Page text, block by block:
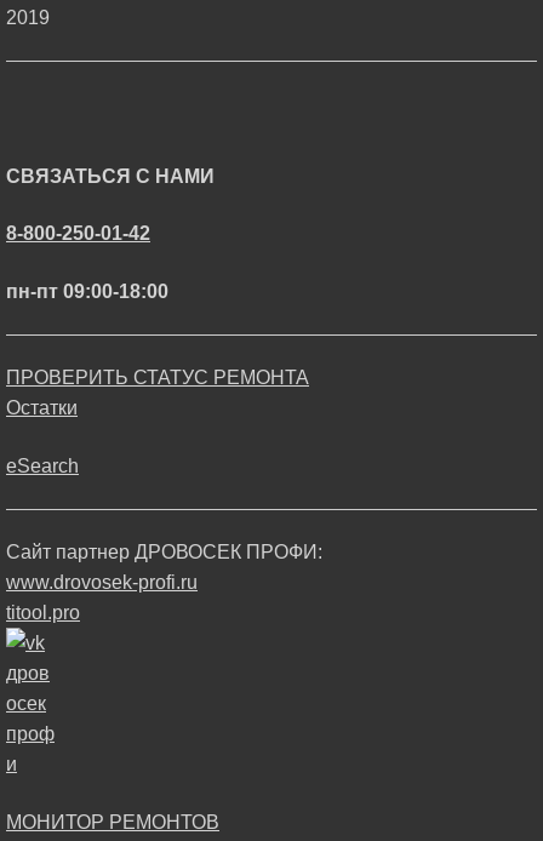
2019
СВЯЗАТЬСЯ С НАМИ
8-800-250-01-42
пн-пт 09:00-18:00
ПРОВЕРИТЬ СТАТУС РЕМОНТА
Остатки
eSearch
Сайт партнер ДРОВОСЕК ПРОФИ:
www.drovosek-profi.ru
titool.pro
МОНИТОР РЕМОНТОВ